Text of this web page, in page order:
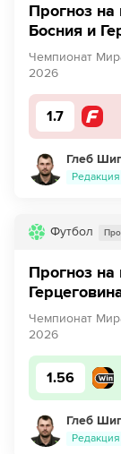
Прогноз на
Босния и
Чемпионат
2026
1.7
Глеб
Редакция
Футбол
Прогноз на
Чемпионат
2026
1.56
Глеб
Редакция